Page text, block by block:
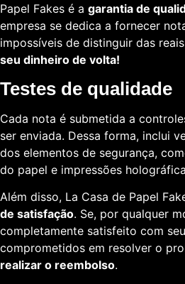
Papel Fakes é a garantia de
empresa se dedica a fornecer
impossíveis de distinguir das reais
seu dinheiro de volta!
Testes de qualidade
Cada nota é submetida a
ser enviada. Dessa forma, inclui
dos elementos de segurança,
do papel e impressões
Além disso, La Casa de Papel
de satisfação. Se, por qualquer
completamente satisfeito com
comprometidos em resolver o
realizar o reembolso.